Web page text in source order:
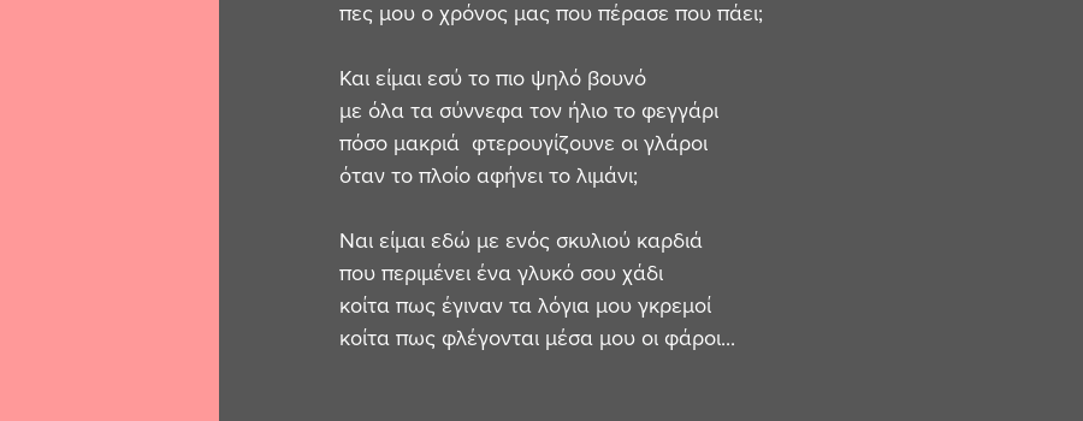
πες μου ο χρόνος μας που πέρασε που πάει;
Και είμαι εσύ το πιο ψηλό βουνό
με όλα τα σύννεφα τον ήλιο το φεγγάρι
πόσο μακριά  φτερουγίζουνε οι γλάροι
όταν το πλοίο αφήνει το λιμάνι;
Ναι είμαι εδώ με ενός σκυλιού καρδιά
που περιμένει ένα γλυκό σου χάδι
κοίτα πως έγιναν τα λόγια μου γκρεμοί
κοίτα πως φλέγονται μέσα μου οι φάροι...